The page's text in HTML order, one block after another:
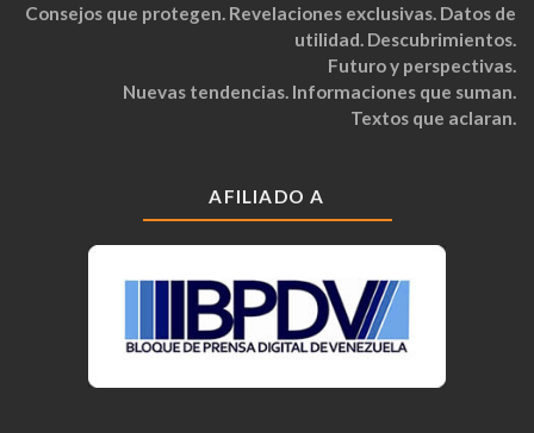
Consejos que protegen. Revelaciones exclusivas. Datos de
utilidad. Descubrimientos.
Futuro y perspectivas.
Nuevas tendencias. Informaciones que suman.
Textos que aclaran.
AFILIADO A